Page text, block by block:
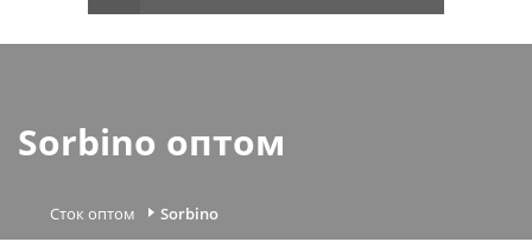
Sorbino оптом
Сток оптом Sorbino